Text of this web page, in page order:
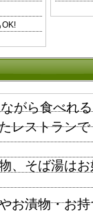
がら食べれる
レストランで
、そば湯はお
お漬物・お